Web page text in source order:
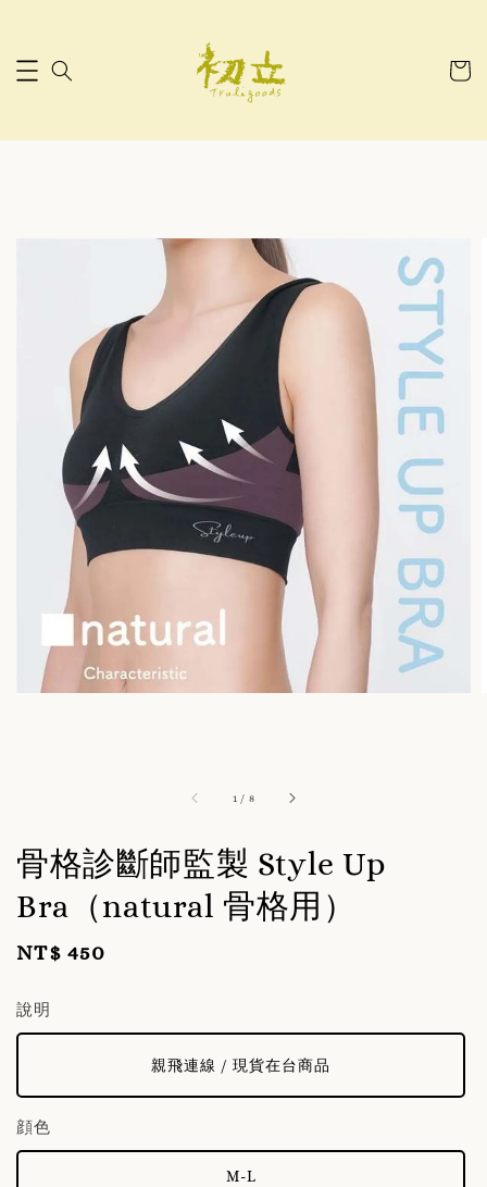
1 / 8
骨格診斷師監製 Style Up
Bra（natural 骨格用）
Regular
NT$ 450
說明
親飛連線 / 現貨在台商品
顔色
M-L